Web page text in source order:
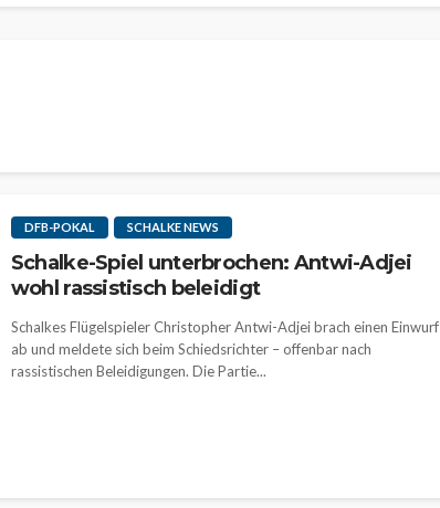
DFB-POKAL SCHALKE NEWS
Schalke-Spiel unterbrochen: Antwi-Adjei
wohl rassistisch beleidigt
Schalkes Flügelspieler Christopher Antwi-Adjei brach einen Einwurf
ab und meldete sich beim Schiedsrichter – offenbar nach
rassistischen Beleidigungen. Die Partie...